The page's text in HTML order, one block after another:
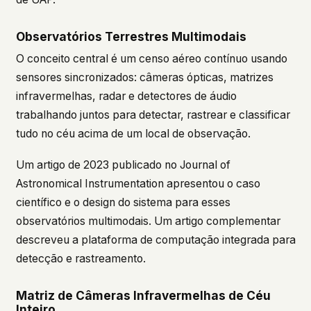
Observatórios Terrestres Multimodais
O conceito central é um censo aéreo contínuo usando
sensores sincronizados: câmeras ópticas, matrizes
infravermelhas, radar e detectores de áudio
trabalhando juntos para detectar, rastrear e classificar
tudo no céu acima de um local de observação.
Um artigo de 2023 publicado no Journal of
Astronomical Instrumentationapresentou o caso
científico e o design do sistema para esses
observatórios multimodais. Um artigo complementar
descreveu a plataforma de computação integrada para
detecção e rastreamento.
Matriz de Câmeras Infravermelhas de Céu